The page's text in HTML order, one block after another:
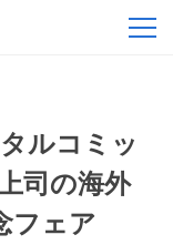
ルコミッ
司の海外
フェア